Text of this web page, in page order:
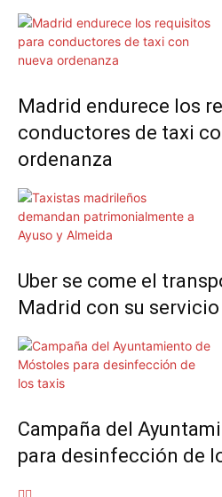
Madrid endurece los
conductores de taxi
ordenanza
Uber se come el
Madrid con su
Campaña del
para desinfección de